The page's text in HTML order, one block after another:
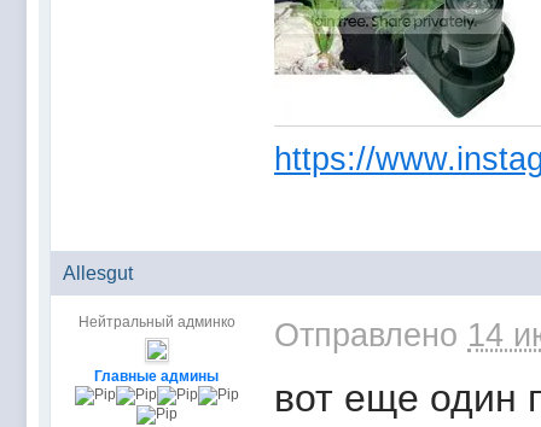
https://
Allesgut
Нейтральный админко
Главные админы
Отправлено 14
вот еще один